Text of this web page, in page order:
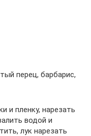
перец, барбарис,
и пленку, нарезать
водой и
лук нарезать